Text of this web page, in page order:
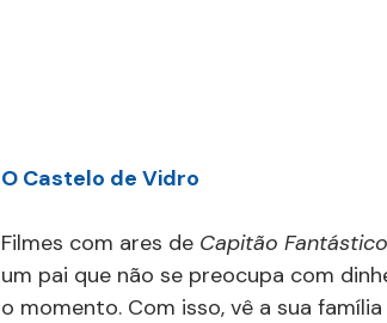
O Castelo de Vidro
Filmes com ares de Capitão Fantástico
um pai que não se preocupa com
o momento. Com isso, vê a sua